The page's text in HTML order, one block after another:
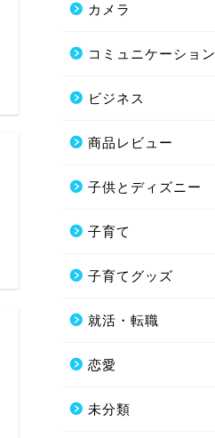
カメラ
コミュニケーション
ビジネス
商品レビュー
子供とディズニー
子育て
子育てグッズ
就活・転職
恋愛
未分類